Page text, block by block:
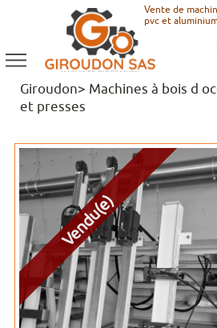
Vente de
pvc et
Giroudon> Machines à bois d
et presses
Vendu(e)